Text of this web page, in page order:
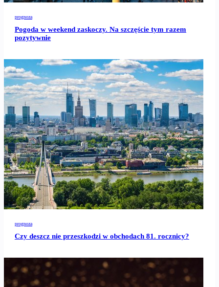
prognoza
Pogoda w weekend zaskoczy. Na szczęście tym razem
pozytywnie
prognoza
Czy deszcz nie przeszkodzi w obchodach 81. rocznicy?